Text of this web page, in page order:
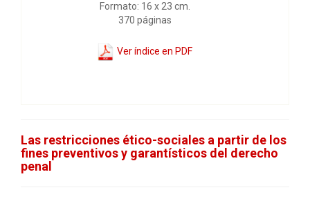
Formato: 16 x 23 cm.
370 páginas
Ver índice en PDF
Las restricciones ético-sociales a partir de los
fines preventivos y garantísticos del derecho
penal